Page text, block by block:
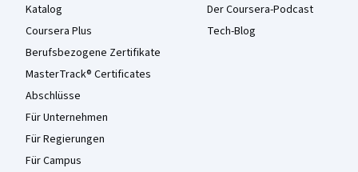
Katalog
Coursera Plus
Berufsbezogene Zertifikate
MasterTrack® Certificates
Abschlüsse
Für Unternehmen
Für Regierungen
Für Campus
Der Coursera-Podcast
Tech-Blog